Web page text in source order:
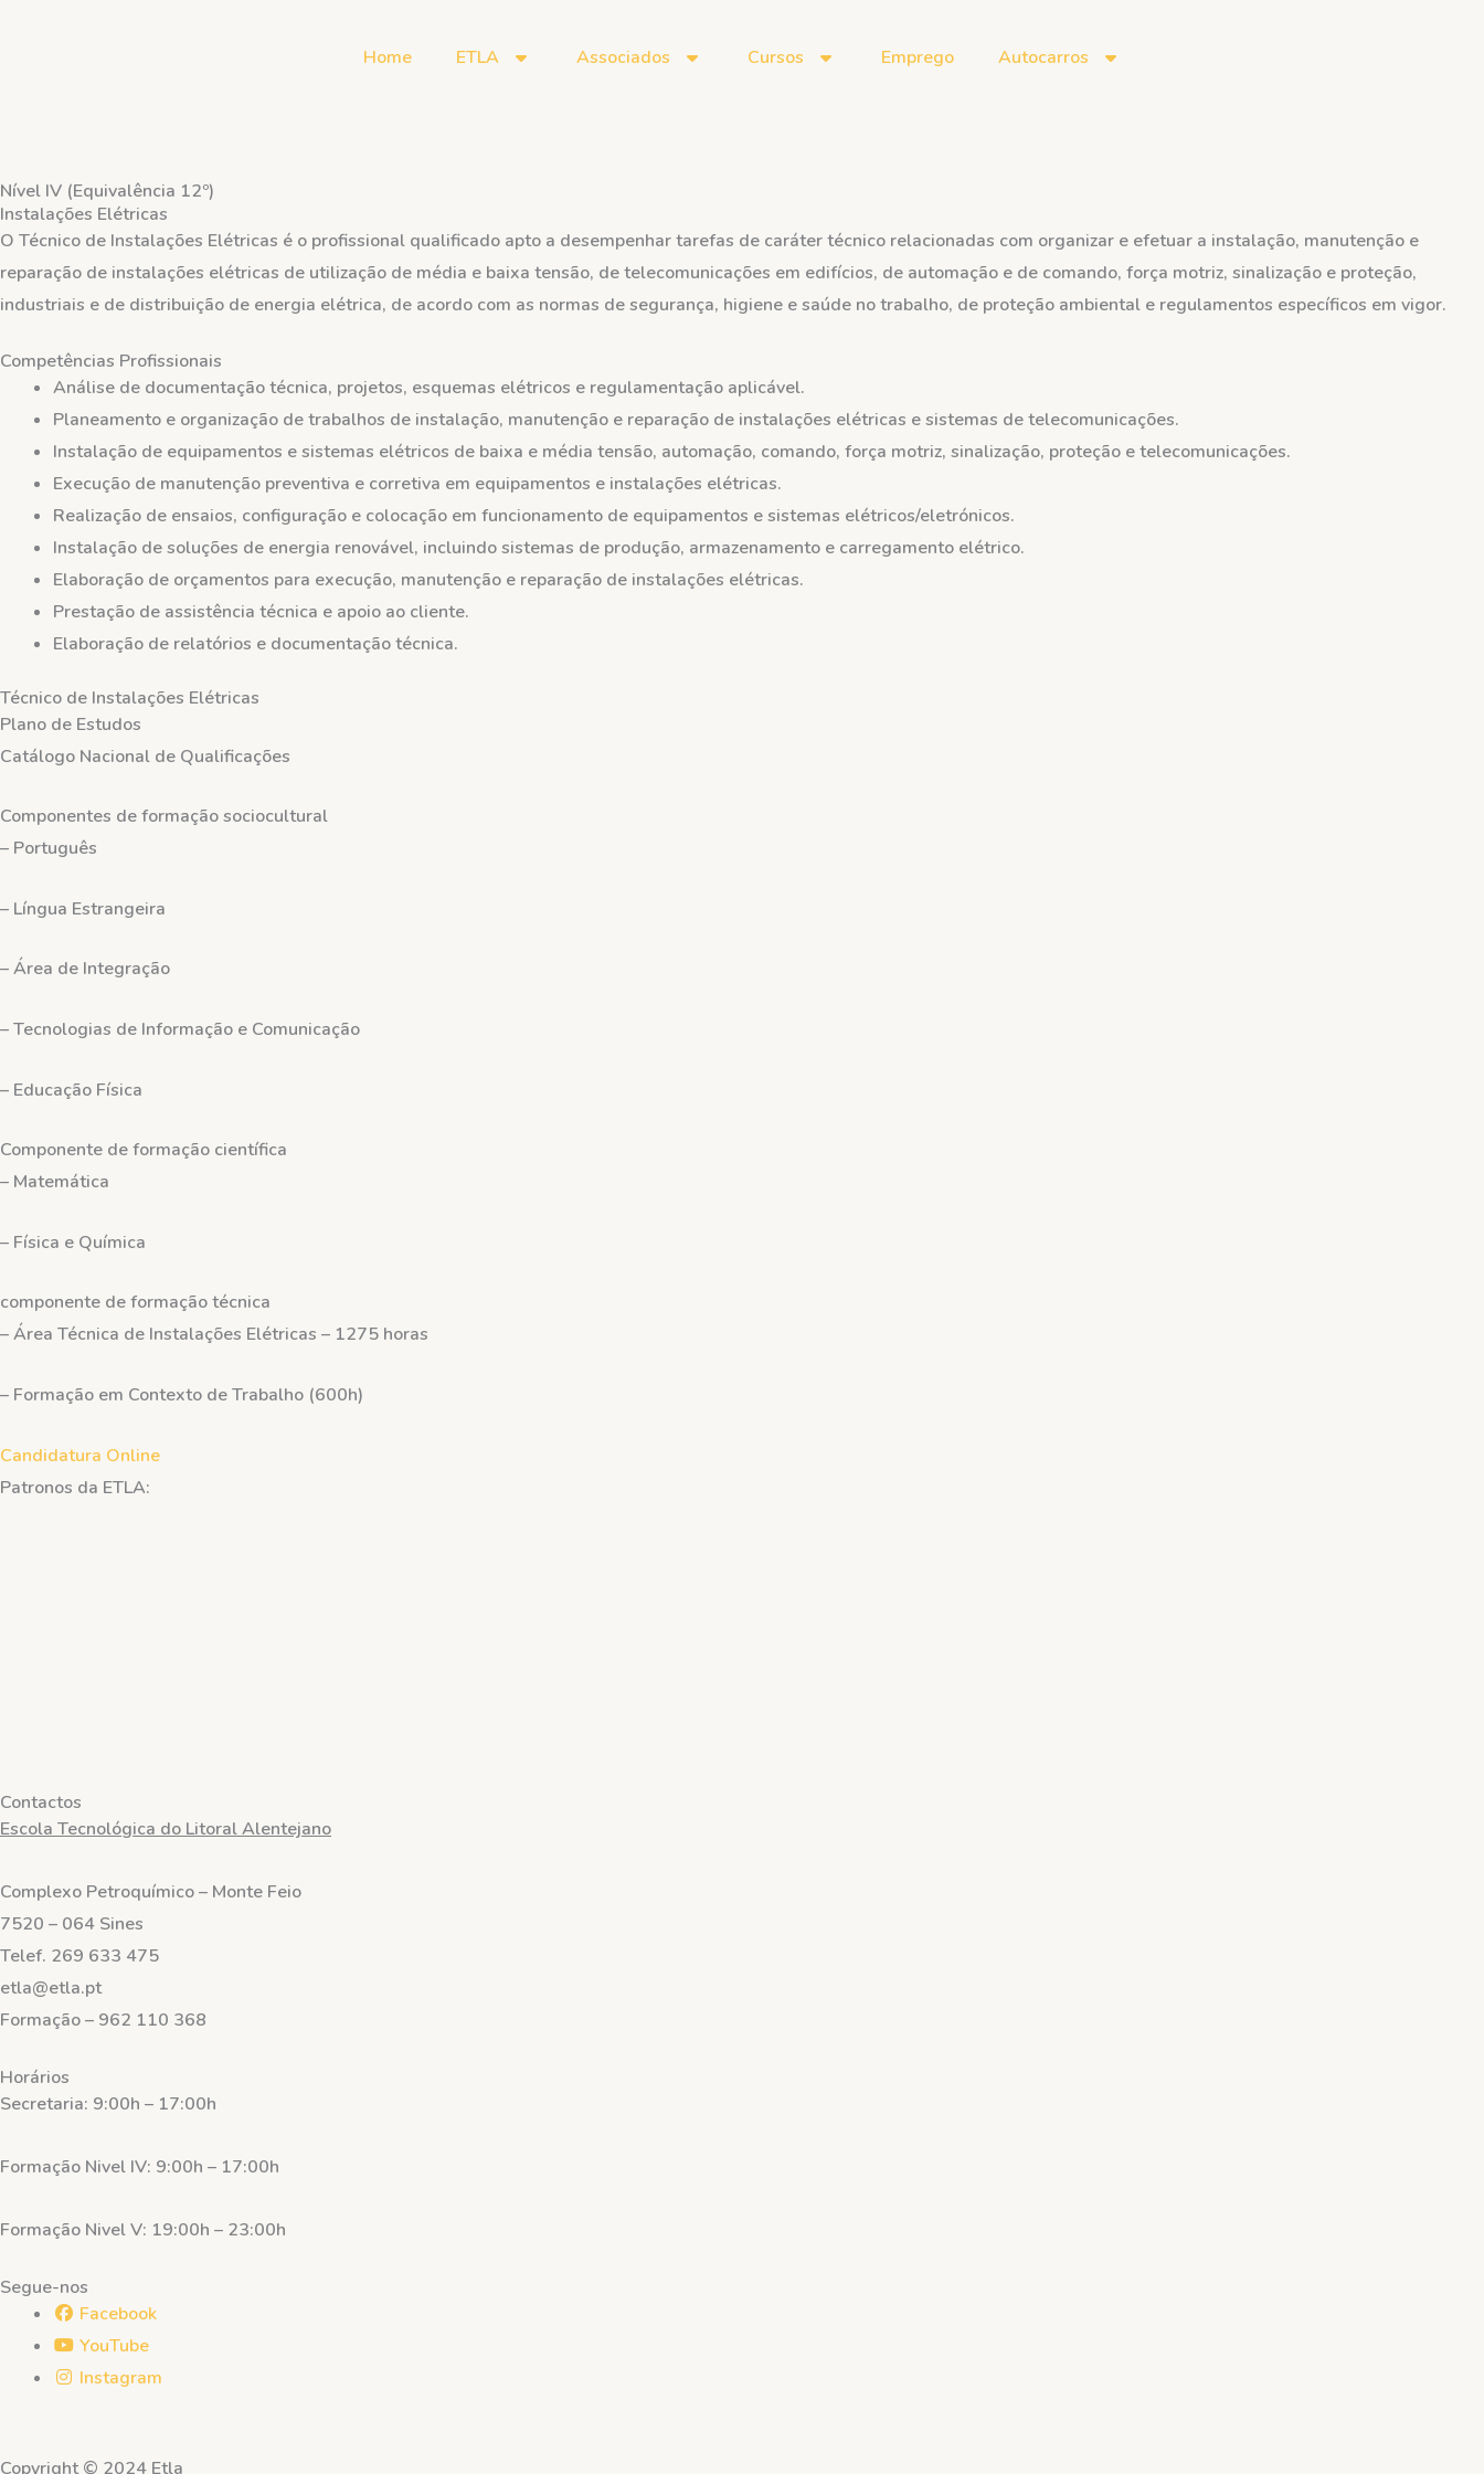
Home ETLA Associados Cursos Emprego Autocarros
Nível IV (Equivalência 12º)
Instalações Elétricas
O Técnico de Instalações Elétricas é o profissional qualificado apto a desempenhar tarefas de caráter técnico relacionadas com organizar e efetuar a instalação, manutenção e
reparação de instalações elétricas de utilização de média e baixa tensão, de telecomunicações em edifícios, de automação e de comando, força motriz, sinalização e proteção,
industriais e de distribuição de energia elétrica, de acordo com as normas de segurança, higiene e saúde no trabalho, de proteção ambiental e regulamentos específicos em vigor.
Competências Profissionais
Análise de documentação técnica, projetos, esquemas elétricos e regulamentação aplicável.
Planeamento e organização de trabalhos de instalação, manutenção e reparação de instalações elétricas e sistemas de telecomunicações.
Instalação de equipamentos e sistemas elétricos de baixa e média tensão, automação, comando, força motriz, sinalização, proteção e telecomunicações.
Execução de manutenção preventiva e corretiva em equipamentos e instalações elétricas.
Realização de ensaios, configuração e colocação em funcionamento de equipamentos e sistemas elétricos/eletrónicos.
Instalação de soluções de energia renovável, incluindo sistemas de produção, armazenamento e carregamento elétrico.
Elaboração de orçamentos para execução, manutenção e reparação de instalações elétricas.
Prestação de assistência técnica e apoio ao cliente.
Elaboração de relatórios e documentação técnica.
Técnico de Instalações Elétricas
Plano de Estudos
Catálogo Nacional de Qualificações
Componentes de formação sociocultural
– Português
– Língua Estrangeira
– Área de Integração
– Tecnologias de Informação e Comunicação
– Educação Física
Componente de formação científica
– Matemática
– Física e Química
componente de formação técnica
– Área Técnica de Instalações Elétricas – 1275 horas
– Formação em Contexto de Trabalho (600h)
Candidatura Online
Patronos da ETLA:
Contactos
Escola Tecnológica do Litoral Alentejano
Complexo Petroquímico – Monte Feio
7520 – 064 Sines
Telef. 269 633 475
etla@etla.pt
Formação – 962 110 368
Horários
Secretaria: 9:00h – 17:00h
Formação Nivel IV: 9:00h – 17:00h
Formação Nivel V: 19:00h – 23:00h
Segue-nos
Facebook
YouTube
Instagram
Copyright © 2024 Etla